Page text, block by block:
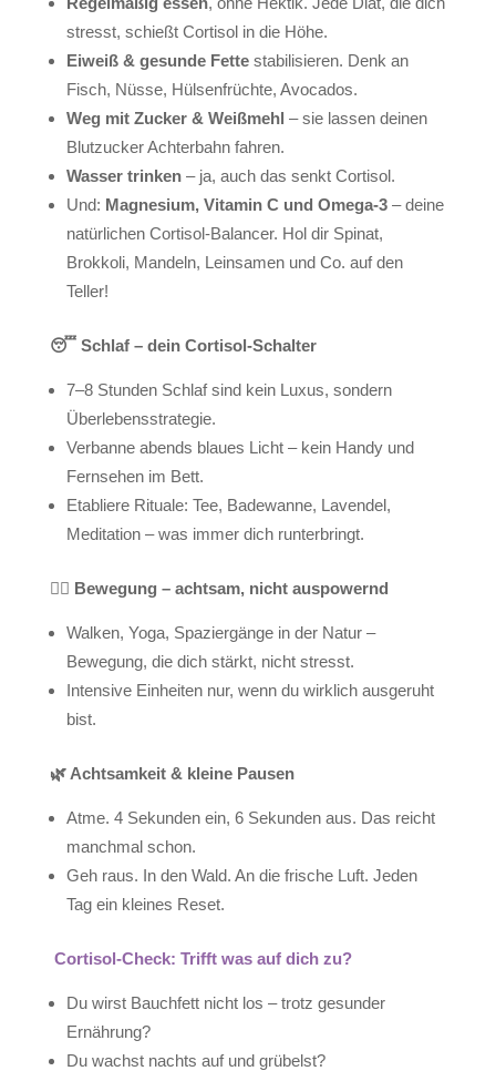
stresst, schießt Cortisol in die Höhe.
Eiweiß & gesunde Fettestabilisieren. Denk an
Fisch, Nüsse, Hülsenfrüchte, Avocados.
Weg mit Zucker & Weißmehl – sie lassen deinen
Blutzucker Achterbahn fahren.
Wasser trinken– ja, auch das senkt Cortisol.
Und: Magnesium, Vitamin C und Omega-3– deine
natürlichen Cortisol-Balancer. Hol dir Spinat,
Brokkoli, Mandeln, Leinsamen und Co. auf den
Teller!
😴Schlaf – dein Cortisol-Schalter
7–8 Stunden Schlaf sind kein Luxus, sondern
Überlebensstrategie.
Verbanne abends blaues Licht – kein Handy und
Fernsehen im Bett.
Etabliere Rituale: Tee, Badewanne, Lavendel,
Meditation – was immer dich runterbringt.
🧘‍♀️ Bewegung – achtsam, nicht auspowernd
Walken, Yoga, Spaziergänge in der Natur –
Bewegung, die dich stärkt, nicht stresst.
Intensive Einheiten nur, wenn du wirklich ausgeruht
bist.
🌿Achtsamkeit & kleine Pausen
Atme. 4 Sekunden ein, 6 Sekunden aus. Das reicht
manchmal schon.
Geh raus. In den Wald. An die frische Luft. Jeden
Tag ein kleines Reset.
Cortisol-Check: Trifft was auf dich zu?
Du wirst Bauchfett nicht los – trotz gesunder
Ernährung?
Du wachst nachts auf und grübelst?